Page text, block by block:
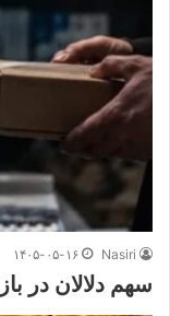
Nasiri ۱۴۰۵-۰۵-۱۶
سهم دلالان در